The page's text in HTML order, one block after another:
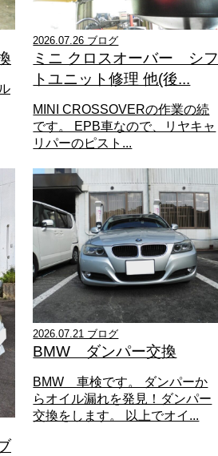
2026.07.26 ブログ
ミニ クロスオーバー シフ
トユニット修理 他(後...
MINI CROSSOVERの作業の続
です。 EPB車なので、リヤキャ
リパーのピスト...
2026.07.21 ブログ
BMW ダンパー交換
BMW 車検です。 ダンパーか
らオイル漏れを発見！ダンパー
交換をします。 以上でオイ...